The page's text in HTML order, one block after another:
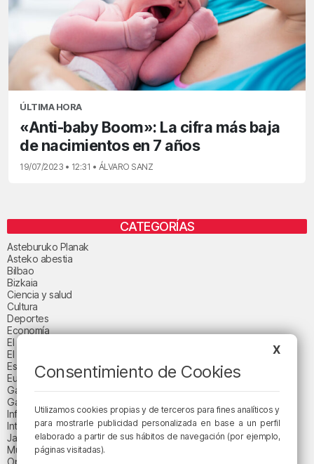
ÚLTIMA HORA
«Anti-baby Boom»: La cifra más baja
de nacimientos en 7 años
19/07/2023 • 12:31 • ÁLVARO SANZ
CATEGORÍAS
Asteburuko Planak
Asteko abestia
Bilbao
Bizkaia
Ciencia y salud
Cultura
Deportes
Economía
El paisaje de la semana
El paisaje del día
Espacio patrocinado
Euskadi
Gastronomía
Gaurko abestia
Informativos
Internacional
Jaialdi 2025
Música
Opinión
X
Consentimiento de Cookies
Utilizamos cookies propias y de terceros para fines analíticos y
para mostrarle publicidad personalizada en base a un perfil
elaborado a partir de sus hábitos de navegación (por ejemplo,
páginas visitadas).